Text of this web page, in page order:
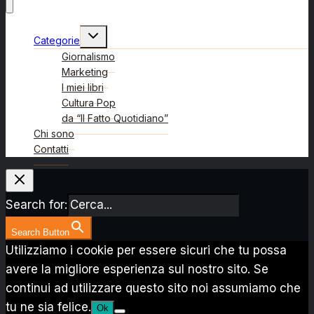
Categorie
Alterna
figlio
Giornalismo
Marketing
I miei libri
Cultura Pop
da “Il Fatto Quotidiano”
Chi sono
Contatti
Search for:
Search Button
Utilizziamo i cookie per essere sicuri che tu possa
avere la migliore esperienza sul nostro sito. Se
continui ad utilizzare questo sito noi assumiamo che
tu ne sia felice. Ok